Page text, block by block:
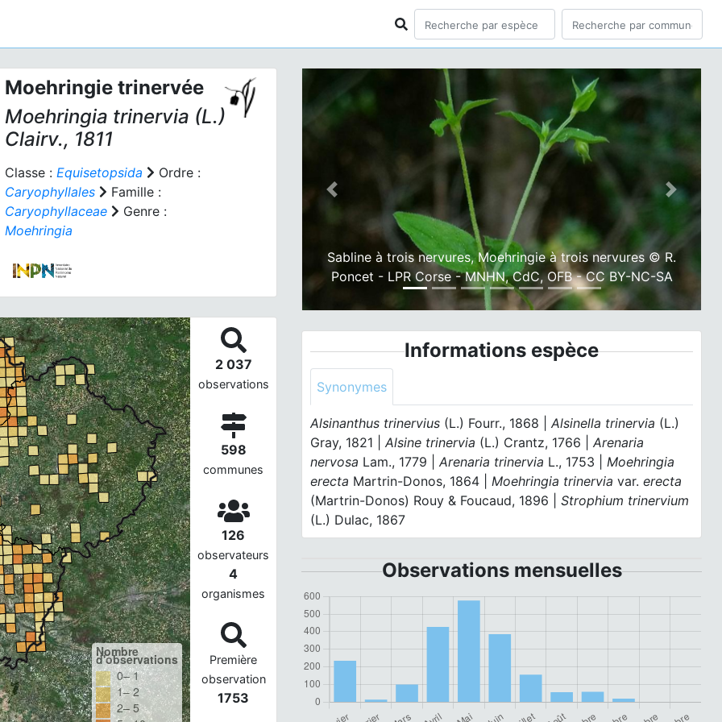
Moehringie trinervée
Moehringia trinervia (L.)
Clairv., 1811
Classe : Equisetopsida
Ordre :
Caryophyllales
Famille :
Caryophyllaceae
Genre :
Moehringia
Nombre
d'observations
0– 1
1– 2
2– 5
2 037
observations
598
communes
126
observateurs
4
organismes
Première
observation
1753
Sabline à trois nervures, Moehringie à trois nervures © R.
Poncet - LPR Corse - MNHN, CdC, OFB - CC BY-NC-SA
Previous Next
Informations espèce
Synonymes
Alsinanthus trinervius (L.) Fourr., 1868 |Alsinella trinervia (L.)
Gray, 1821 |Alsine trinervia (L.) Crantz, 1766 |Arenaria
nervosa Lam., 1779 |Arenaria trinervia L., 1753 |Moehringia
erecta Martrin-Donos, 1864 |Moehringia trinerviavar. erecta
(Martrin-Donos) Rouy & Foucaud, 1896 |Strophium trinervium
(L.) Dulac, 1867
Observations mensuelles